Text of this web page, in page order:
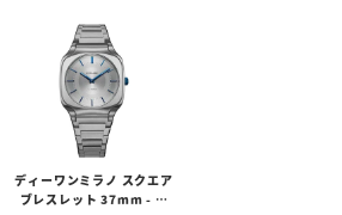
ディーワンミラノ スクエア
ブレスレット 37mm - シ